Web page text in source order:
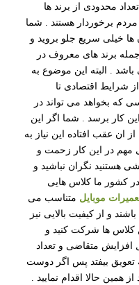
محدودی از برند ها
برخوردار هستند . شما
ها خیلی سریع جلو بروید و
جمله برند های معروف در
. البته این موضوع به
شرایط اقتصادی تا
که بخواهد می تواند در
کار برسد . شما اگر این
ان عقب افتاده این نیاز به
مهم در این کار زحمت و
هستنید نگران نباشید و
در کشور ما کلاس هایی
موبایل متناسب می
و از کیفیت بالایی نیز
کلاس ها شرکت کنید و
افزایش متقاضی و تعداد
تعویق بیفتد پس اگر دوست
همین حالا اقدام نمایید .